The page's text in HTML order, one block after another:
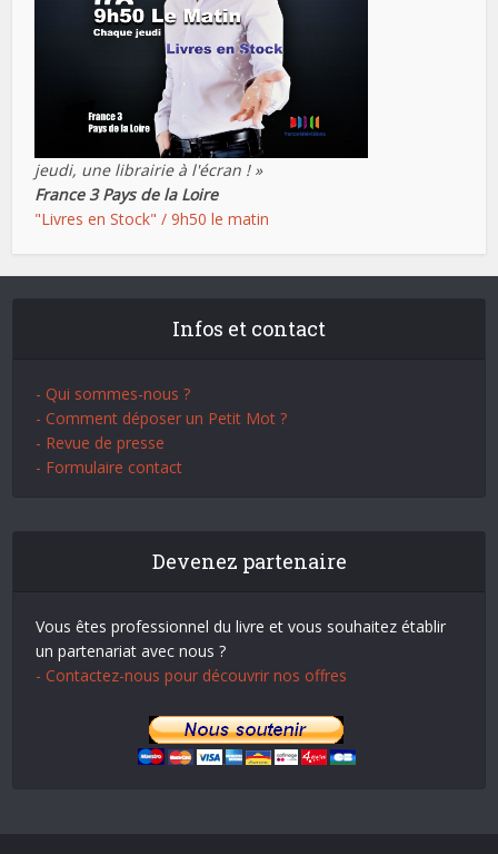
jeudi, une librairie à l'écran ! »
France 3 Pays de la Loire
"Livres en Stock" / 9h50 le matin
Infos et contact
- Qui sommes-nous ?
- Comment déposer un Petit Mot ?
- Revue de presse
- Formulaire contact
Devenez partenaire
Vous êtes professionnel du livre et vous souhaitez établir
un partenariat avec nous ?
- Contactez-nous pour découvrir nos offres